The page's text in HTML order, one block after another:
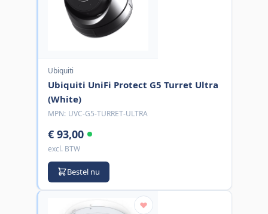
Ubiquiti
Ubiquiti UniFi Protect G5 Turret Ultra
(White)
MPN: UVC-G5-TURRET-ULTRA
€ 93,00
excl. BTW
Bestel nu